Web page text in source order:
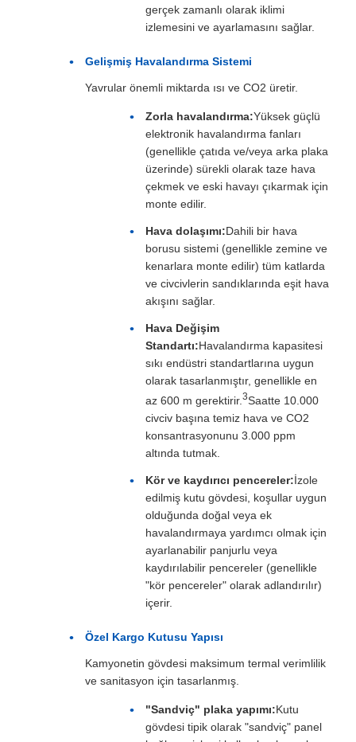
gerçek zamanlı olarak iklimi
izlemesini ve ayarlamasını sağlar.
Gelişmiş Havalandırma Sistemi
Yavrular önemli miktarda ısı ve CO2 üretir.
Zorla havalandırma:Yüksek güçlü
elektronik havalandırma fanları
(genellikle çatıda ve/veya arka plaka
üzerinde) sürekli olarak taze hava
çekmek ve eski havayı çıkarmak için
monte edilir.
Hava dolaşımı:Dahili bir hava
borusu sistemi (genellikle zemine ve
kenarlara monte edilir) tüm katlarda
ve civcivlerin sandıklarında eşit hava
akışını sağlar.
Hava Değişim
Standartı:Havalandırma kapasitesi
sıkı endüstri standartlarına uygun
olarak tasarlanmıştır, genellikle en
az 600 m gerektirir. 3Saatte 10.000
civciv başına temiz hava ve CO2
konsantrasyonunu 3.000 ppm
altında tutmak.
Kör ve kaydırıcı pencereler:İzole
edilmiş kutu gövdesi, koşullar uygun
olduğunda doğal veya ek
havalandırmaya yardımcı olmak için
ayarlanabilir panjurlu veya
kaydırılabilir pencereler (genellikle
"kör pencereler" olarak adlandırılır)
içerir.
Özel Kargo Kutusu Yapısı
Kamyonetin gövdesi maksimum termal verimlilik
ve sanitasyon için tasarlanmış.
"Sandviç" plaka yapımı:Kutu
gövdesi tipik olarak "sandviç" panel